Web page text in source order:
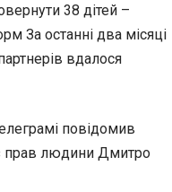
38 дітей –
За останні два місяці
вдалося
повідомив
прав людини Дмитро